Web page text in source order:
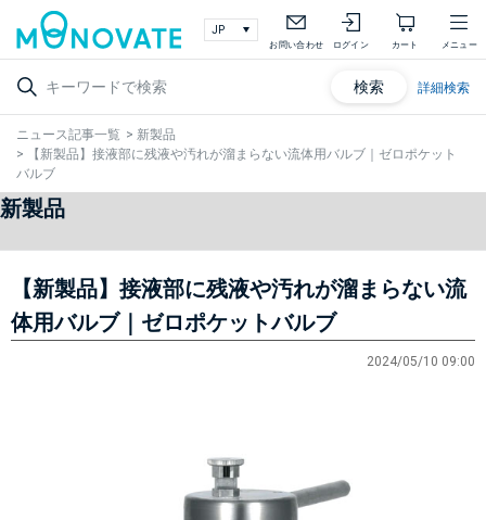
お問い合わせ ログイン カート メニュー
検索 詳細検索
ニュース記事一覧 > 新製品
>
【新製品】接液部に残液や汚れが溜まらない流体用バルブ｜ゼロポケット
バルブ
新製品
【新製品】接液部に残液や汚れが溜まらない流
体用バルブ｜ゼロポケットバルブ
2024/05/10 09:00